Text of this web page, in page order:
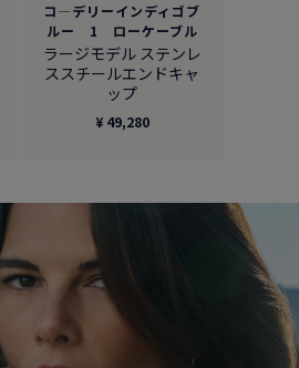
コ―デリーインディゴブ
ルー 1 ローケーブル
ラージモデル ステンレ
ススチールエンドキャ
ップ
¥ 49,280